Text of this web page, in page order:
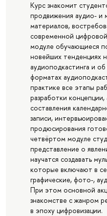
Курс знакомит
продвижения аудио- и
материалов,
современной
модуле обучающиеся
новейших тенденциях
аудиоподкастинга и
форматах
практике все этапы
разработки концепции,
составления
записи,
продюсирования
четвёртом модуле
представление о
научатся создавать
которые включают в
графические, фото-,
При этом основной
знакомстве с жанром
в эпоху цифровизации.